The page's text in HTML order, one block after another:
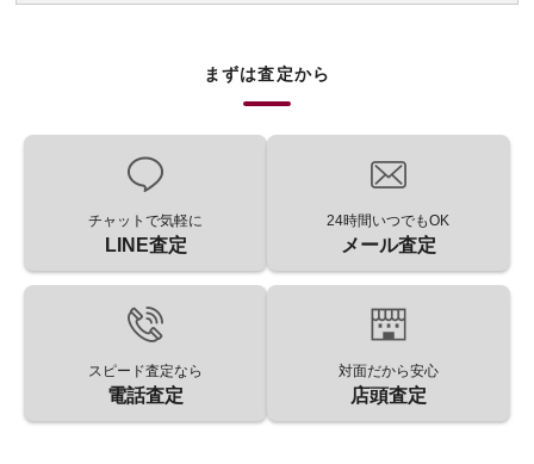
まずは査定から
チャットで気軽に
LINE査定
24時間いつでもOK
メール査定
スピード査定なら
電話査定
対面だから安心
店頭査定